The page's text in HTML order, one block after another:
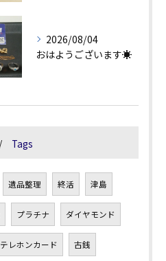
2026/08/04
おはようございます☀
Tags
遺品整理 終活 津島
プラチナ ダイヤモンド
テレホンカード 古銭